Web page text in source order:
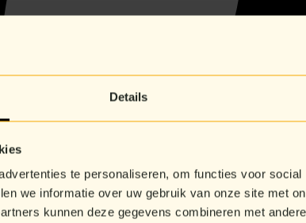
Details
te personaliseren, om functies voor
we informatie over uw gebruik van onze site met
kunnen deze gegevens combineren met